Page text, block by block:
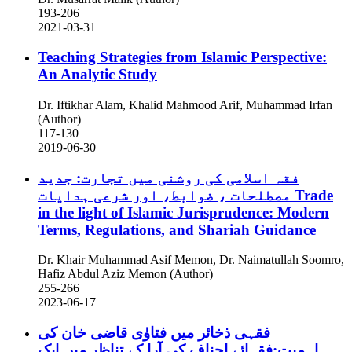
193-206
2021-03-31
Teaching Strategies from Islamic Perspective:
An Analytic Study
Dr. Iftikhar Alam, Khalid Mahmood Arif, Muhammad Irfan
(Author)
117-130
2019-06-30
فقہ اسلامی کی روشنی میں تجارت: جدید
Trade
in the light of Islamic Jurisprudence: Modern
Terms, Regulations, and Shariah Guidance
Dr. Khair Muhammad Asif Memon, Dr. Naimatullah Soomro,
Hafiz Abdul Aziz Memon (Author)
255-266
2023-06-17
فقہی ذخائر میں فتاوٰی قاضی خان کی